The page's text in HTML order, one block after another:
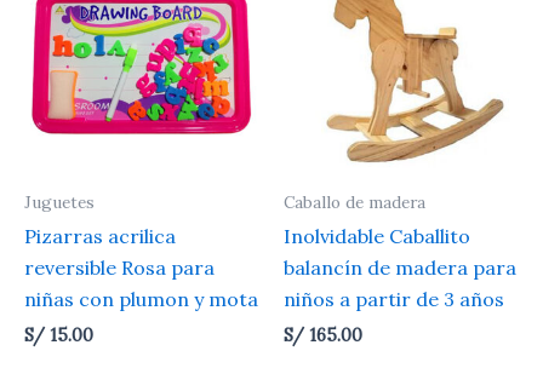
Juguetes
Pizarras acrilica
reversible Rosa para
niñas con plumon y mota
S/ 15.00
Caballo de madera
Inolvidable Caballito
balancín de madera para
niños a partir de 3 años
S/ 165.00